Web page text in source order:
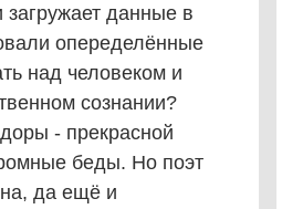
данные в
опеределённые
над человеком и
сознании?
- прекрасной
беды. Но поэт
да ещё и